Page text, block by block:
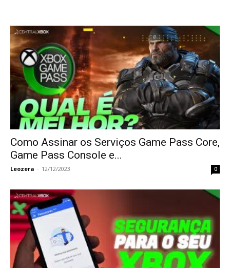
Como Assinar os Serviços Game Pass Core,
Game Pass Console e...
Leozera - 12/12/2023 0